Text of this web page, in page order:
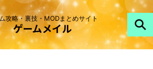
攻略・裏技・MODまとめサイト
ゲームメイル